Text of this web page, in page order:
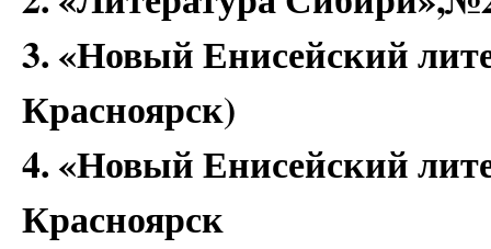
3. «Новый Енисейский
Красноярск)
4. «Новый Енисейский
Красноярск